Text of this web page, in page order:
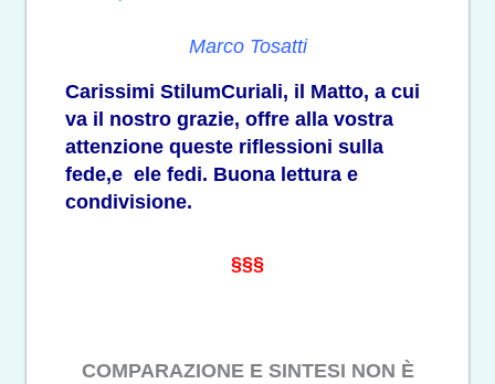
Marco Tosatti
Carissimi StilumCuriali, il Matto, a cui
va il nostro grazie, offre alla vostra
attenzione queste riflessioni sulla
fede,e ele fedi. Buona lettura e
condivisione.
§§§
COMPARAZIONE E SINTESI NON È